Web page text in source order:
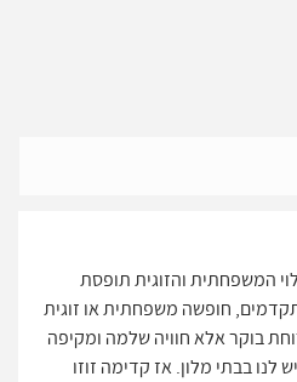
המשפחתית והזוגית תופסת
חופשה משפחתית או זוגית
בוקר אלא חוויה שלמה ומקיפה
בבתי מלון. אז קדימה זוזו